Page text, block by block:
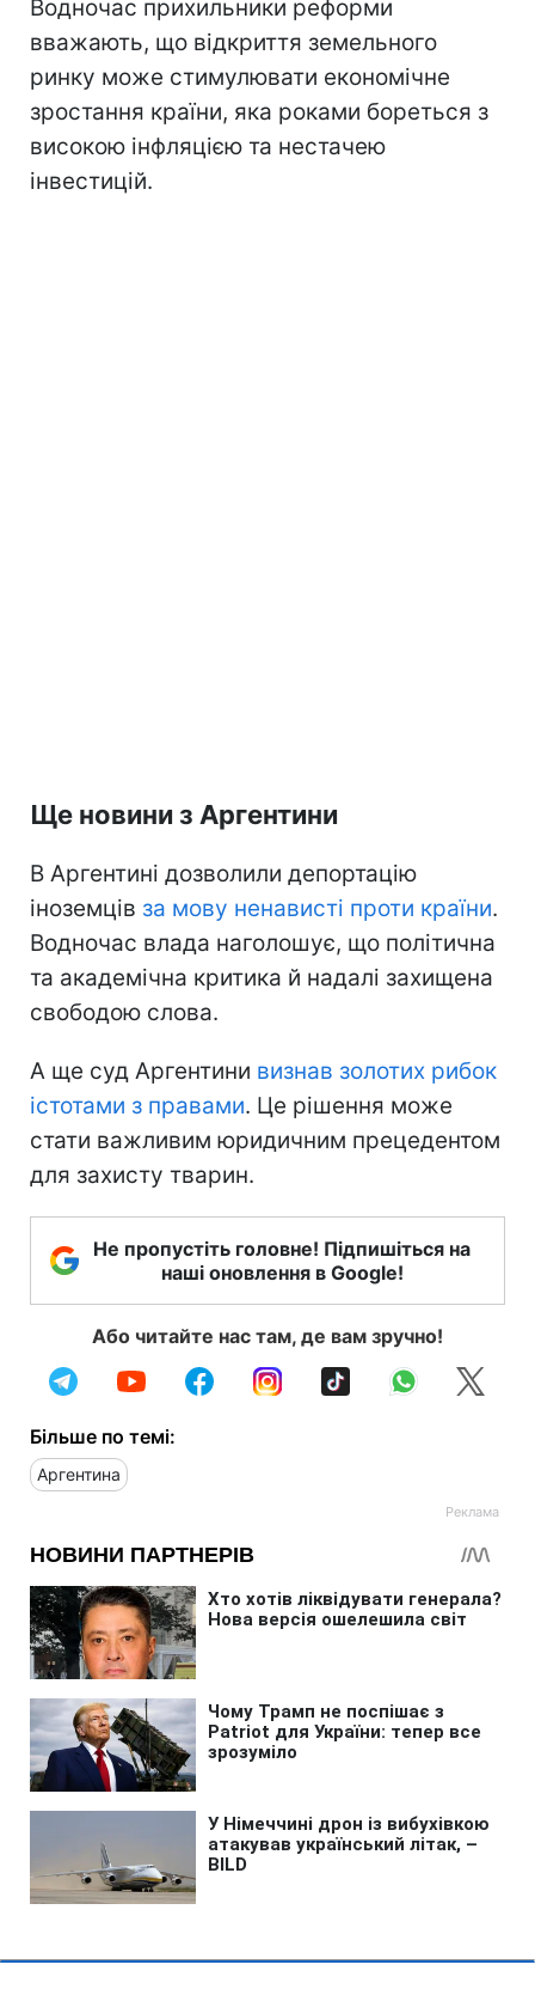
Водночас прихильники реформи
вважають, що відкриття земельного
ринку може стимулювати економічне
зростання країни, яка роками бореться з
високою інфляцією та нестачею
інвестицій.
Ще новини з Аргентини
В Аргентині дозволили депортацію
іноземців за мову ненависті проти країни.
Водночас влада наголошує, що політична
та академічна критика й надалі захищена
свободою слова.
А ще суд Аргентини визнав золотих рибок
істотами з правами. Це рішення може
стати важливим юридичним прецедентом
для захисту тварин.
Не пропустіть головне! Підпишіться на
наші оновлення в Google!
Або читайте нас там, де вам зручно!
Більше по темі:
Аргентина